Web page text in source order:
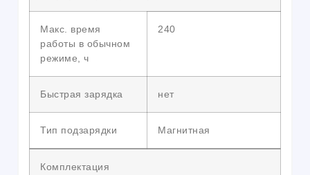
Макс. время
работы в обычном
режиме, ч
240
Быстрая зарядка нет
Тип подзарядки Магнитная
Комплектация